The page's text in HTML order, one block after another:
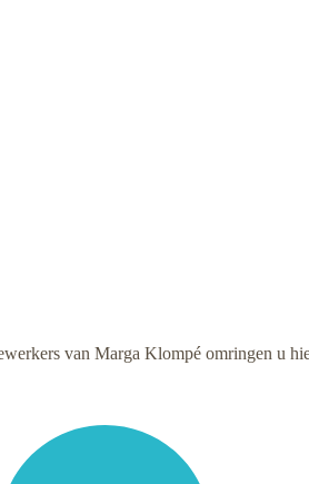
van Marga Klompé omringen u